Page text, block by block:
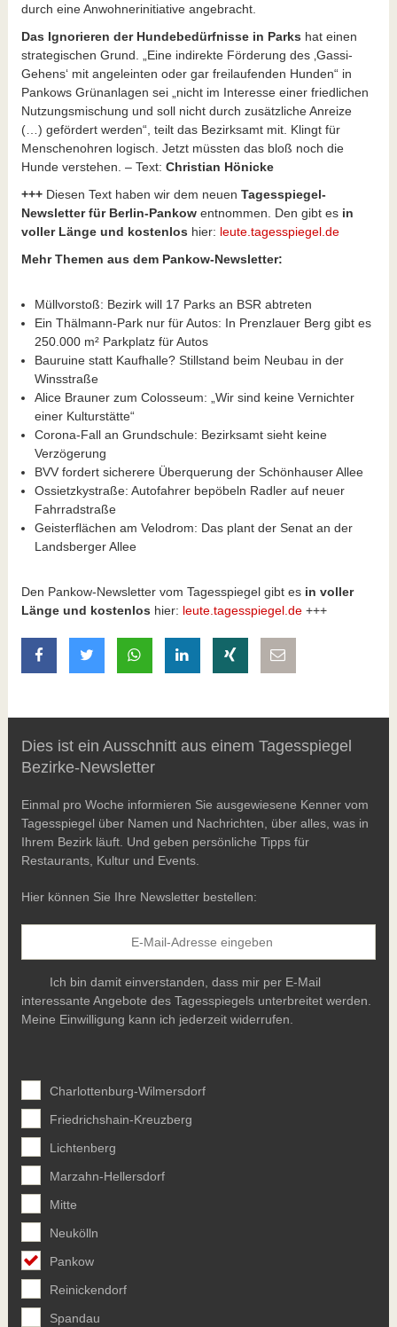
durch eine Anwohnerinitiative angebracht.
Das Ignorieren der Hundebedürfnisse in Parks hat einen
strategischen Grund. „Eine indirekte Förderung des ‚Gassi-
Gehens‘ mit angeleinten oder gar freilaufenden Hunden“ in
Pankows Grünanlagen sei „nicht im Interesse einer friedlichen
Nutzungsmischung und soll nicht durch zusätzliche Anreize
(…) gefördert werden“, teilt das Bezirksamt mit. Klingt für
Menschenohren logisch. Jetzt müssten das bloß noch die
Hunde verstehen. – Text: Christian Hönicke
+++ Diesen Text haben wir dem neuen Tagesspiegel-
Newsletter für Berlin-Pankowentnommen. Den gibt esin
voller Länge und kostenlos hier: leute.tagesspiegel.de
Mehr Themen aus dem Pankow-Newsletter:
Müllvorstoß: Bezirk will 17 Parks an BSR abtreten
Ein Thälmann-Park nur für Autos: In Prenzlauer Berg gibt es
250.000 m² Parkplatz für Autos
Bauruine statt Kaufhalle? Stillstand beim Neubau in der
Winsstraße
Alice Brauner zum Colosseum: „Wir sind keine Vernichter
einer Kulturstätte“
Corona-Fall an Grundschule: Bezirksamt sieht keine
Verzögerung
BVV fordert sicherere Überquerung der Schönhauser Allee
Ossietzkystraße: Autofahrer bepöbeln Radler auf neuer
Fahrradstraße
Geisterflächen am Velodrom: Das plant der Senat an der
Landsberger Allee
Den Pankow-Newsletter vom Tagesspiegel gibt esin voller
Länge und kostenlos hier: leute.tagesspiegel.de+++
auf Facebook teilen
auf Twitter teilenmit Whatsapp teilen
auf LinkedIn teilen
auf Xing teilen
Dies ist ein Ausschnitt aus einem Tagesspiegel
Bezirke-Newsletter
Einmal pro Woche informieren Sie ausgewiesene Kenner vom
Tagesspiegel über Namen und Nachrichten, über alles, was in
Ihrem Bezirk läuft. Und geben persönliche Tipps für
Restaurants, Kultur und Events.
Hier können Sie Ihre Newsletter bestellen:
Ich bin damit einverstanden, dass mir per E-Mail
interessante Angebote des Tagesspiegels unterbreitet werden.
Meine Einwilligung kann ich jederzeit widerrufen.
Charlottenburg-Wilmersdorf
Friedrichshain-Kreuzberg
Lichtenberg
Marzahn-Hellersdorf
Mitte
Neukölln
Pankow
Reinickendorf
Spandau